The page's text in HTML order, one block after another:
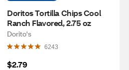
Doritos Tortilla Chips Cool
Ranch Flavored, 2.75 oz
Dorito's
6243
$2.79